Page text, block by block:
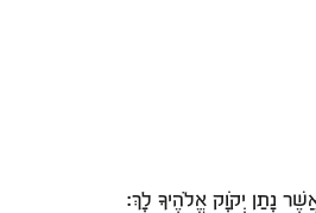
נָתַן יְקֹוָק אֱלֹהֶיךָ לָךְ: